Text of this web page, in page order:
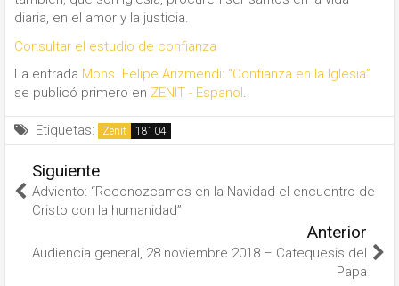
diaria, en el amor y la justicia.
Consultar el estudio de confianza
La entrada Mons. Felipe Arizmendi: “Confianza en la Iglesia”
se publicó primero en ZENIT - Espanol.
Etiquetas: Zenit
Siguiente
Adviento: “Reconozcamos en la Navidad el encuentro de
Cristo con la humanidad”
Anterior
Audiencia general, 28 noviembre 2018 – Catequesis del
Papa